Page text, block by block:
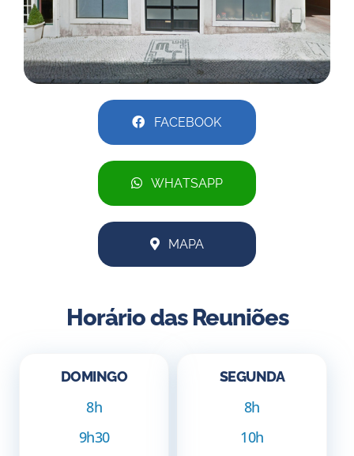
FACEBOOK
WHATSAPP
MAPA
Horário das Reuniões
DOMINGO
8h
9h30
SEGUNDA
8h
10h